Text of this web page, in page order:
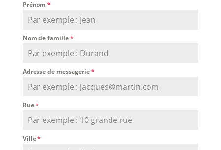
Prénom *
Nom de famille*
Adresse de messagerie*
Rue*
Ville*